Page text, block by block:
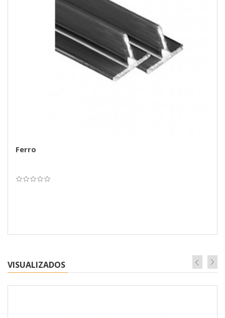
Ferro
VISUALIZADOS